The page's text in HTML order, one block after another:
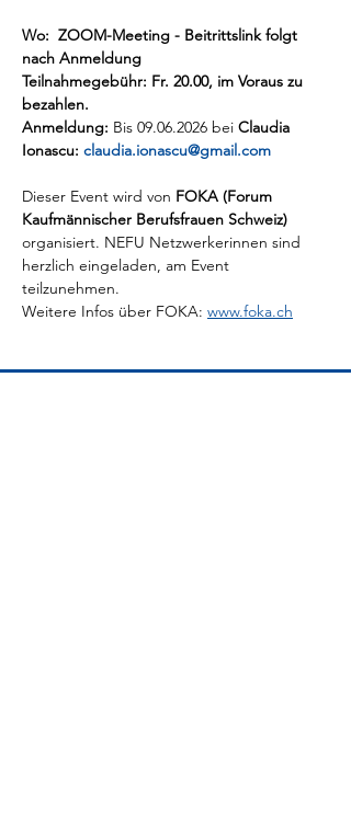
Wo:  ZOOM-Meeting - Beitrittslink folgt
nach Anmeldung
Teilnahmegebühr: Fr. 20.00, im Voraus zu
bezahlen.
Anmeldung: Bis 09.06.2026 bei Claudia
Ionascu: claudia.ionascu@gmail.com
Dieser Event wird von FOKA (Forum
Kaufmännischer Berufsfrauen Schweiz)
organisiert. NEFU Netzwerkerinnen sind
herzlich eingeladen, am Event
teilzunehmen.
Weitere Infos über FOKA: www.foka.ch